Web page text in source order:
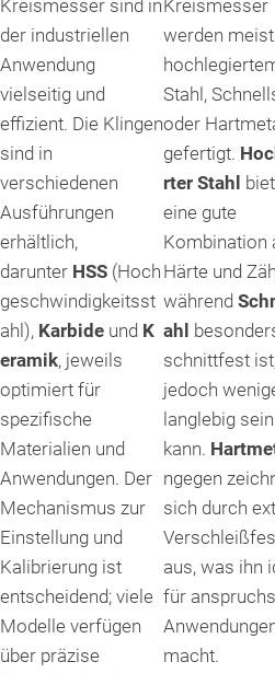
Kreismesser sind in
der industriellen
Anwendung
vielseitig und
effizient. Die Klingen
sind in
verschiedenen
Ausführungen
erhältlich,
darunter HSS (Hoch
geschwindigkeitsst
ahl), Karbide und K
eramik, jeweils
optimiert für
spezifische
Materialien und
Anwendungen. Der
Mechanismus zur
Einstellung und
Kalibrierung ist
entscheidend; viele
Modelle verfügen
über präzise
Kreismesser
werden
Stahl,
oder
gefertigt.
rter Stahl
eine gute
Kombination
Härte und
während
ahl
schnittfest
jedoch
langlebig sein
kann.
ngegen
sich durch
aus, was ihn
für
macht.